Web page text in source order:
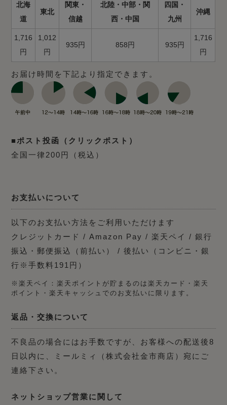
北海
道
東北
関東・
信越
北陸・中部・関
西・中国
四国・
九州
沖縄
1,716
円
1,012
円
935円 858円 935円
1,716
円
お届け時間を下記より指定できます。
■ポスト投函（クリックポスト）
全国一律200円（税込）
お支払いについて
以下のお支払い方法をご利用いただけます
クレジットカード / Amazon Pay / 楽天ペイ / 銀行
振込・郵便振込（前払い） / 後払い（コンビニ・銀
行※手数料191円）
※楽天ペイ：楽天ポイントが貯まるのは楽天カード・楽天
ポイント・楽天キャッシュでのお支払いに限ります。
返品・交換について
不良品の場合にはお手数ですが、お客様への配送後8
日以内に、ミールミィ（株式会社金市商店）宛にご
連絡下さい。
ネットショップ営業に関して